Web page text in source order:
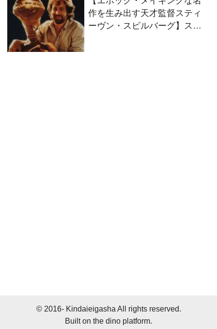
作を生み出す天才監督スティ
ーヴン・スピルバーグ】ステ
© 2016- Kindaieigasha All rights reserved.
Built on the dino platform.